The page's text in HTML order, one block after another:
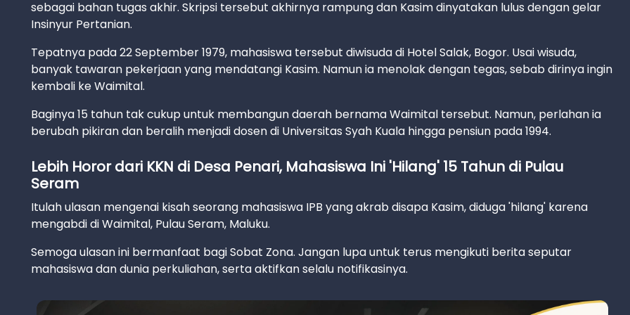
sebagai bahan tugas akhir. Skripsi tersebut akhirnya rampung dan Kasim dinyatakan lulus dengan gelar
Insinyur Pertanian.
Tepatnya pada 22 September 1979, mahasiswa tersebut diwisuda di Hotel Salak, Bogor. Usai wisuda,
banyak tawaran pekerjaan yang mendatangi Kasim. Namun ia menolak dengan tegas, sebab dirinya ingin
kembali ke Waimital.
Baginya 15 tahun tak cukup untuk membangun daerah bernama Waimital tersebut. Namun, perlahan ia
berubah pikiran dan beralih menjadi dosen di Universitas Syah Kuala hingga pensiun pada 1994.
Lebih Horor dari KKN di Desa Penari, Mahasiswa Ini 'Hilang' 15 Tahun di Pulau
Seram
Itulah ulasan mengenai kisah seorang mahasiswa IPB yang akrab disapa Kasim, diduga 'hilang' karena
mengabdi di Waimital, Pulau Seram, Maluku.
Semoga ulasan ini bermanfaat bagi Sobat Zona. Jangan lupa untuk terus mengikuti berita seputar
mahasiswa dan dunia perkuliahan, serta aktifkan selalu notifikasinya.